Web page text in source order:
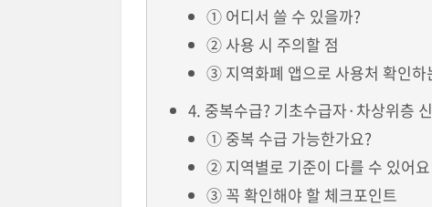
① 어디서 쓸 수 있을까?
② 사용 시 주의할 점
③ 지역화폐 앱으로 사용처 확인하
4. 중복수급? 기초수급자·차상위층
① 중복 수급 가능한가요?
② 지역별로 기준이 다를 수 있어요
③ 꼭 확인해야 할 체크포인트